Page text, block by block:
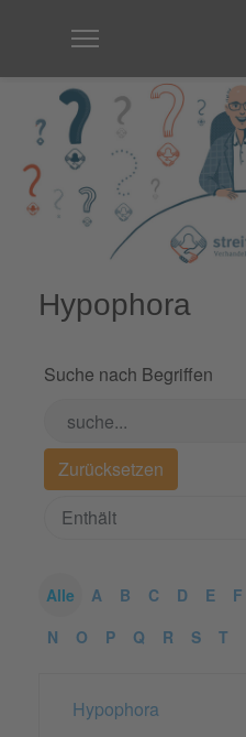
Hypophora
Suche nach Begriffen
Alle A B C D E F
N
O P Q R S T
Hypophora